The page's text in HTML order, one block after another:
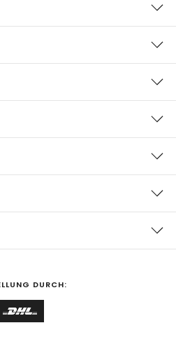
DURCH: